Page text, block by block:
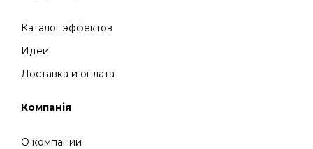
Каталог эффектов
Идеи
Доставка и оплата
Компанія
О компании